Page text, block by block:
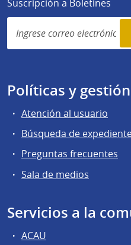
Suscripción a Boletines
Simplenews
subscription
Políticas y gestión
Atención al usuario
Búsqueda de
Preguntas frecuentes
Sala de medios
Servicios a la
ACAU